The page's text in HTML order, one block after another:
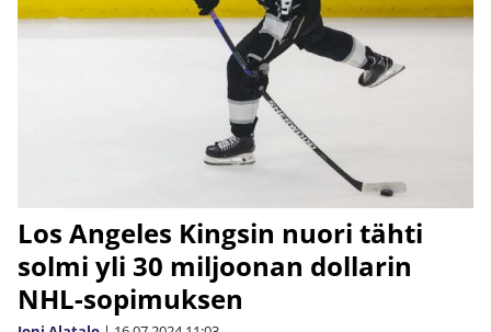
Los Angeles Kingsin nuori tähti
solmi yli 30 miljoonan dollarin
NHL-sopimuksen